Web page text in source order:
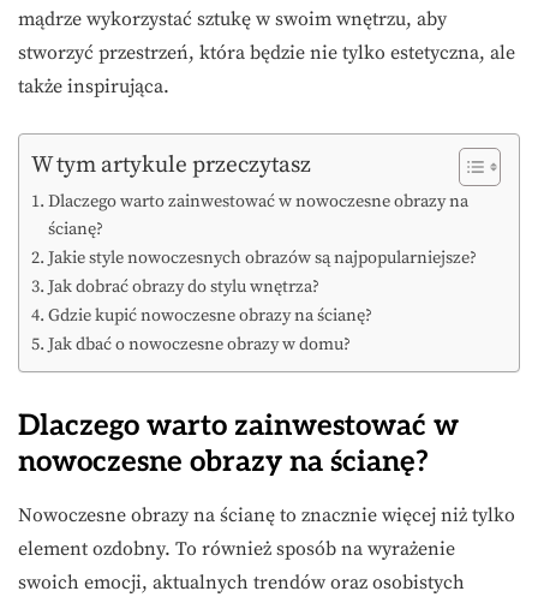
mądrze wykorzystać sztukę w swoim wnętrzu, aby
stworzyć przestrzeń, która będzie nie tylko estetyczna, ale
także inspirująca.
W tym artykule przeczytasz
Dlaczego warto zainwestować w nowoczesne obrazy na
ścianę?
Jakie style nowoczesnych obrazów są najpopularniejsze?
Jak dobrać obrazy do stylu wnętrza?
Gdzie kupić nowoczesne obrazy na ścianę?
Jak dbać o nowoczesne obrazy w domu?
Dlaczego warto zainwestować w
nowoczesne obrazy na ścianę?
Nowoczesne obrazy na ścianę to znacznie więcej niż tylko
element ozdobny. To również sposób na wyrażenie
swoich emocji, aktualnych trendów oraz osobistych